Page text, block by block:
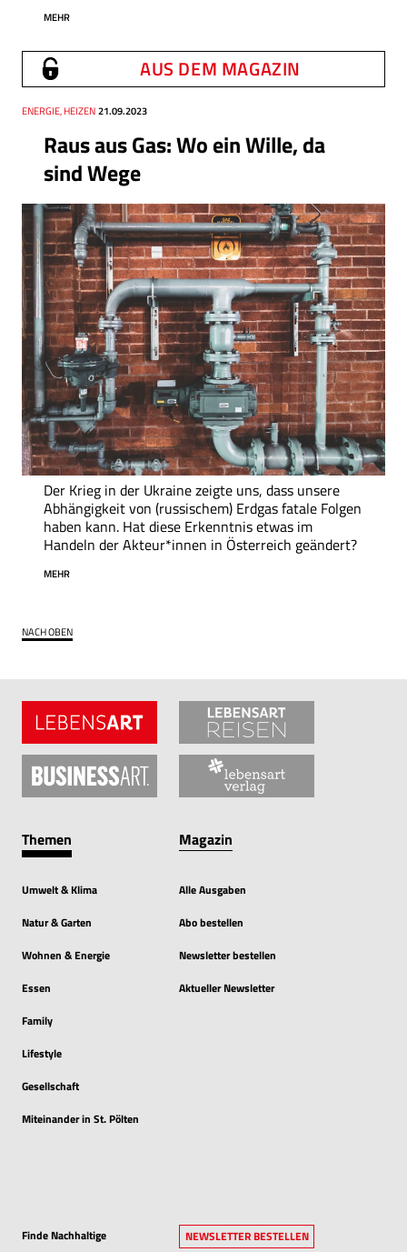
MEHR
AUS DEM MAGAZIN
Raus aus Gas: Wo ein Wille, da
sind Wege
Thema
ENERGIE, HEIZEN
Datum 21.09.2023
Der Krieg in der Ukraine zeigte uns, dass unsere
Abhängigkeit von (russischem) Erdgas fatale Folgen
haben kann. Hat diese Erkenntnis etwas im
Handeln der Akteur*innen in Österreich geändert?
MEHR
NACH OBEN
Themen
Umwelt & Klima
Natur & Garten
Wohnen & Energie
Essen
Family
Lifestyle
Gesellschaft
Miteinander in St. Pölten
Magazin
Alle Ausgaben
Abo bestellen
Newsletter bestellen
Aktueller Newsletter
Finde Nachhaltige
NEWSLETTER BESTELLEN